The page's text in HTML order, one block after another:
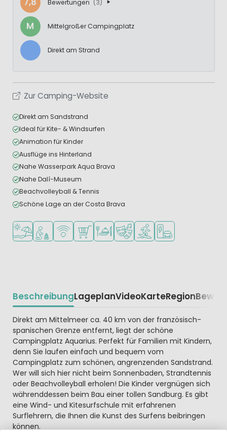
Bewertungen (3)
M Mittelgroßer Campingplatz
Direkt am Strand
Zur Camping-Website
Direkt am Sandstrand
Ideal für Kite- & Windsurfen
Animation für Kinder
Ausflüge ins Hinterland
Nahe Wasserpark Aqua Brava
Nahe Dalí-Museum
Beachvolleyball & Tennis
Schöne Lage an der Costa Brava
Am Strand und Meer
Empfohlen für kleine Kinder
WLAN verfügbar
Supermarkt/Laden
Restaurant oder Pizzeria
AnimationsteamLadestation für E-
BeschreibungLageplanVideoKarteRegion
Beschrijving
Direkt am Mittelmeer ca. 40 km von der französisch-
spanischen Grenze entfernt, liegt der schöne
Campingplatz Aquarius. Perfekt für Familien mit Kindern,
denn Sie laufen einfach und bequem vom
Campingplatz zum schönen, angrenzenden Sandstrand.
Wer will sich hier nicht beim Sonnenbaden, Strandtennis
oder Beachvolleyball erholen! Die Kinder vergnügen sich
währenddessen beim Bau einer tollen Sandburg. Es gibt
eine Wind- und Kitesurfschule mit erfahrenen
Surflehrern, die Ihnen die Kunst des Surfens beibringen
können.